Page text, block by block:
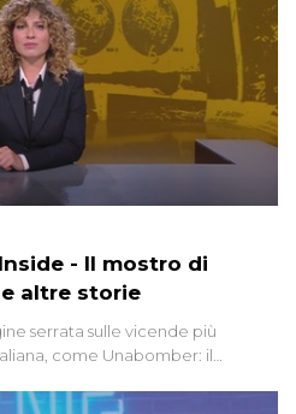
- Il mostro di
altre storie
serrata sulle vicende più
come Unabomber: il
potrebbe essere ancora in